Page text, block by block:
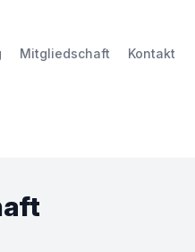
Mitgliedschaft Kontakt